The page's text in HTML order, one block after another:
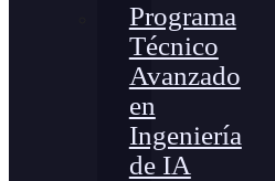
Programa
Técnico
Avanzado
en
Ingeniería
de IA